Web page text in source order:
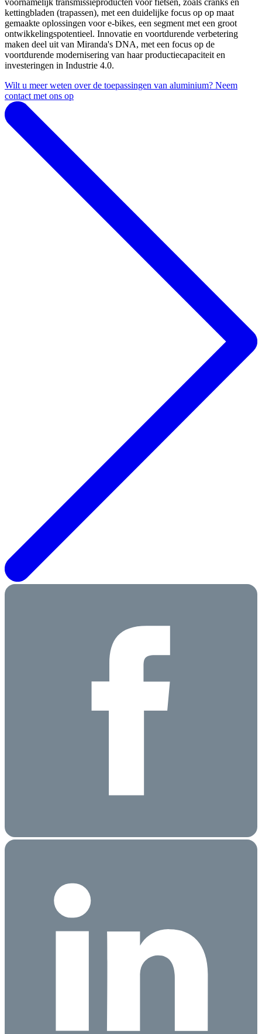
voornamelijk transmissieproducten voor fietsen, zoals cranks en
kettingbladen (trapassen), met een duidelijke focus op op maat
gemaakte oplossingen voor e-bikes, een segment met een groot
ontwikkelingspotentieel. Innovatie en voortdurende verbetering
maken deel uit van Miranda's DNA, met een focus op de
voortdurende modernisering van haar productiecapaciteit en
investeringen in Industrie 4.0.
Wilt u meer weten over de toepassingen van aluminium? Neem
contact met ons op